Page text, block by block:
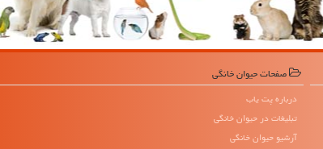
صفحات حیوان خانگی
درباره پت یاب
تبلیغات در حیوان خانگی
آرشیو حیوان خانگی